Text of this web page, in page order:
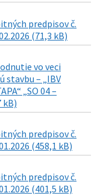
predpisov č.
(71,3 kB)
vo veci
stavbu – „IBV
„SO 04 –
kB)
predpisov č.
(458,1 kB)
predpisov č.
(401,5 kB)